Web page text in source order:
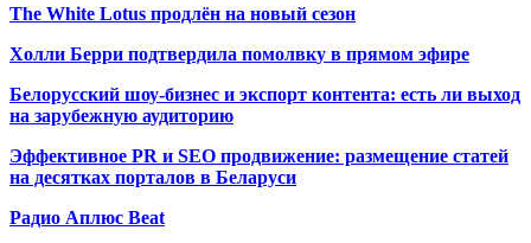
The White Lotus продлён на новый сезон
Холли Берри подтвердила помолвку в прямом эфире
Белорусский шоу-бизнес и экспорт контента: есть ли выход
на зарубежную аудиторию
Эффективное PR и SEO продвижение: размещение статей
на десятках порталов в Беларуси
Радио Аплюс Beat